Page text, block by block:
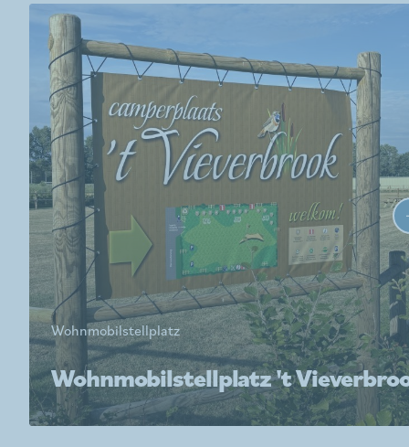
Wohnmobilstellplatz
Wohnmobilstellplatz 't